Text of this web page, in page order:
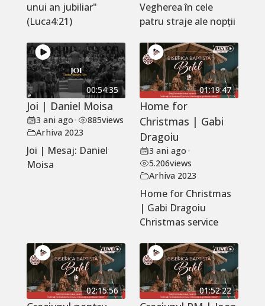
unui an jubiliar"
(Luca4:21)
Vegherea în cele
patru straje ale nopții
00:54:35
Joi | Daniel Moisa
3 ani ago• 885views
Arhiva 2023
Joi | Mesaj: Daniel
Moisa
01:19:47
Home for
Christmas | Gabi
Dragoiu
3 ani ago •
5.206views
Arhiva 2023
Home for Christmas
| Gabi Dragoiu
Christmas service
02:15:56 01:52:22